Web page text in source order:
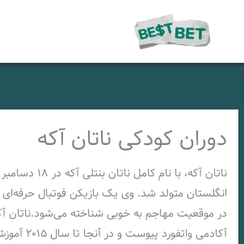
دوران کودکی ناتان آکه
انگلستان متولد شد. وی یک بازیکن فوتبال
آکادمی